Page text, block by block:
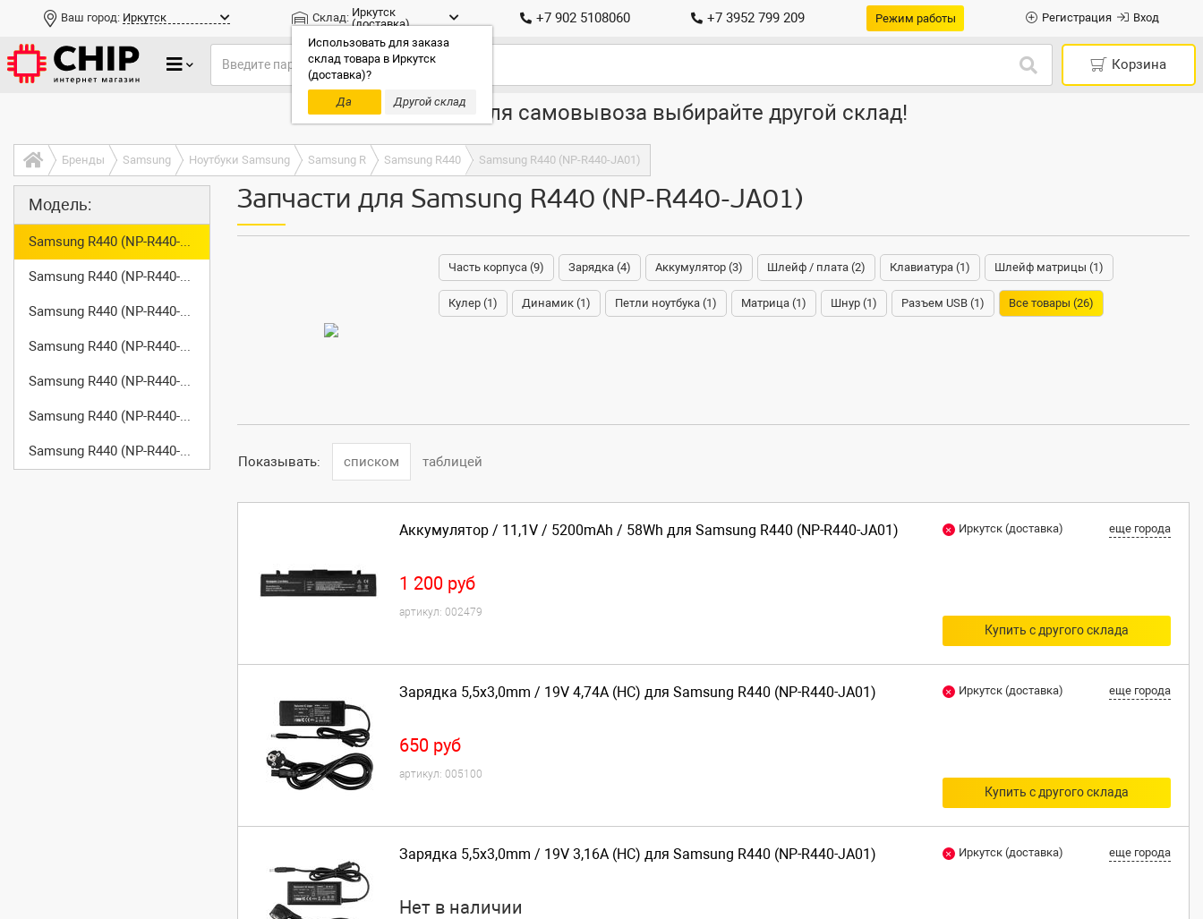
Ваш город: Иркутск Склад: Иркутск
(доставка)
Использовать для заказа
склад товара в Иркутск
(доставка)?
Да
Другой склад
+7 902 5108060 +7 3952 799 209 Режим работы Регистрация Вход
Корзина
Только доставка, для самовывоза выбирайте другой склад!
Бренды Samsung Ноутбуки Samsung Samsung R Samsung R440 Samsung R440 (NP-R440-JA01)
Модель:
Samsung R440 (NP-R440-JA01)
Samsung R440 (NP-R440-JA02)
Samsung R440 (NP-R440-JA04)
Samsung R440 (NP-R440-JT01)
Samsung R440 (NP-R440-JT03)
Samsung R440 (NP-R440-JU01)
Samsung R440 (NP-R440-JU02)
Запчасти для Samsung R440 (NP-R440-JA01)
Часть корпуса (9) Зарядка (4) Аккумулятор (3) Шлейф / плата (2) Клавиатура (1) Шлейф матрицы (1)
Кулер (1) Динамик (1) Петли ноутбука (1) Матрица (1) Шнур (1) Разъем USB (1) Все товары (26)
Показывать: списком таблицей
Аккумулятор / 11,1V / 5200mAh / 58Wh для Samsung R440 (NP-R440-JA01)
1 200 руб
артикул: 002479
Иркутск (доставка) еще города
Купить с другого склада
Зарядка 5,5x3,0mm / 19V 4,74A (HC) для Samsung R440 (NP-R440-JA01)
650 руб
артикул: 005100
Иркутск (доставка) еще города
Купить с другого склада
Зарядка 5,5x3,0mm / 19V 3,16A (HC) для Samsung R440 (NP-R440-JA01)
Нет в наличии
Иркутск (доставка) еще города